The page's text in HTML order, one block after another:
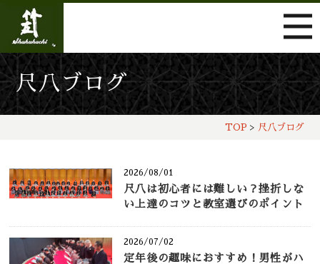
尺八ブログ
TOP > 尺八ブログ
2026/08/01
尺八は初心者には難しい？挫折しな
い上達のコツと教室選びのポイント
2026/07/02
定年後の趣味におすすめ！男性がハ